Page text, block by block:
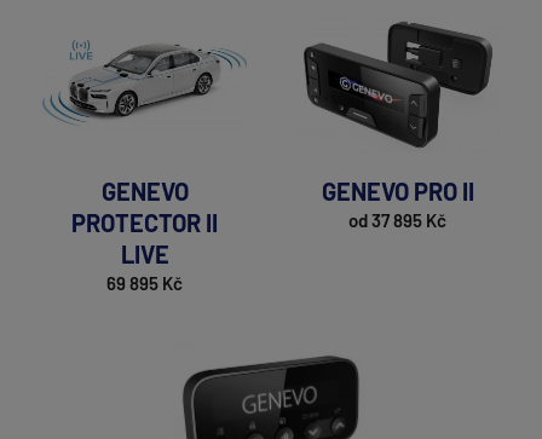
GENEVO
PROTECTOR II
LIVE
69 895 Kč
GENEVO PRO II
od 37 895 Kč